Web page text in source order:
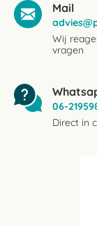
Mail
Wij
vragen
06-
Direct in